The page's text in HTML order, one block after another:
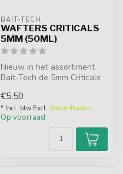
BAIT-TECH
WAFTERS CRITICALS
5MM (50ML)
Nieuw in het assortiment
Bait-Tech de 5mm Criticals
...
€5,50
* Incl. btw Excl. Verzendkosten
Op voorraad